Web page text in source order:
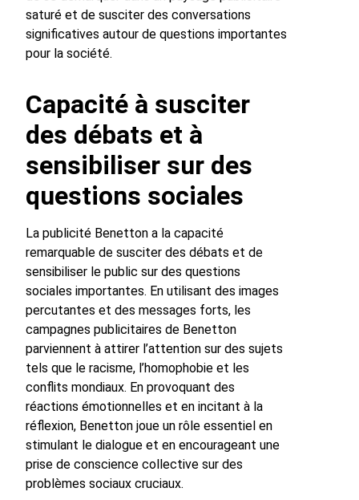
saturé et de susciter des conversations
significatives autour de questions importantes
pour la société.
Capacité à susciter
des débats et à
sensibiliser sur des
questions sociales
La publicité Benetton a la capacité
remarquable de susciter des débats et de
sensibiliser le public sur des questions
sociales importantes. En utilisant des images
percutantes et des messages forts, les
campagnes publicitaires de Benetton
parviennent à attirer l’attention sur des sujets
tels que le racisme, l’homophobie et les
conflits mondiaux. En provoquant des
réactions émotionnelles et en incitant à la
réflexion, Benetton joue un rôle essentiel en
stimulant le dialogue et en encourageant une
prise de conscience collective sur des
problèmes sociaux cruciaux.